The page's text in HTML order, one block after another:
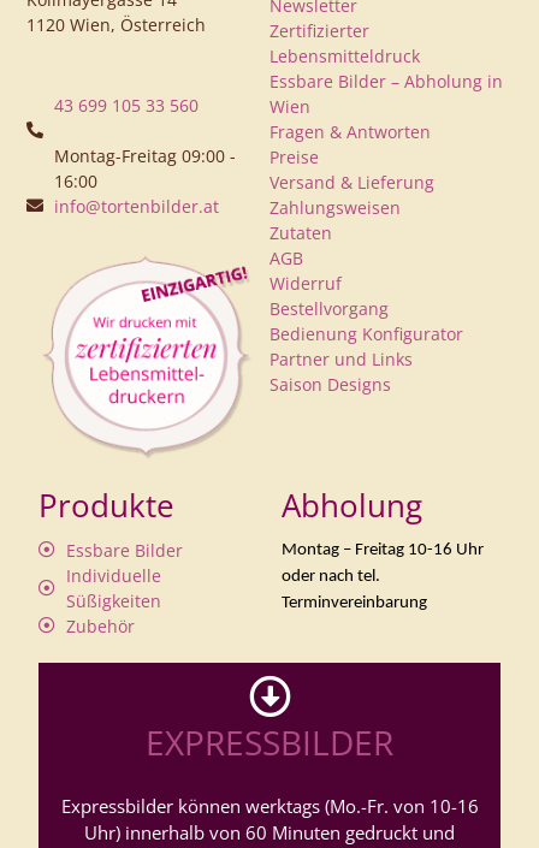
1120 Wien, Österreich
43 699 105 33 560
Montag-Freitag 09:00 -
16:00
info@tortenbilder.at
Newsletter
Zertifizierter
Lebensmitteldruck
Essbare Bilder – Abholung in
Wien
Fragen & Antworten
Preise
Versand & Lieferung
Zahlungsweisen
Zutaten
AGB
Widerruf
Bestellvorgang
Bedienung Konfigurator
Partner und Links
Saison Designs
Produkte
Essbare Bilder
Individuelle
Süßigkeiten
Zubehör
Abholung
Montag – Freitag 10-16 Uhr
oder nach tel.
Terminvereinbarung
EXPRESSBILDER
Expressbilder können werktags (Mo.-Fr. von 10-16
Uhr) innerhalb von 60 Minuten gedruckt und